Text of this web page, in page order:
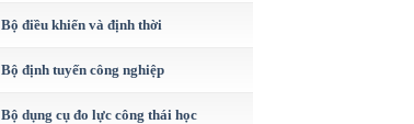
Bộ điều khiển và định thời
Bộ định tuyến công nghiệp
Bộ dụng cụ đo lực công thái học